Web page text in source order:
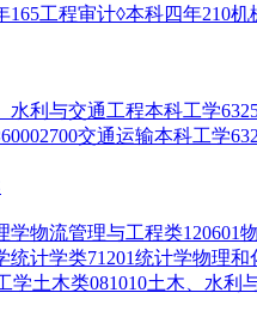
工程审计◊本科四年210
利与交通工程本科工学
交通运输本科工学
物流管理与工程类
计学类71201统计学物理
学土木类081010土木、水利